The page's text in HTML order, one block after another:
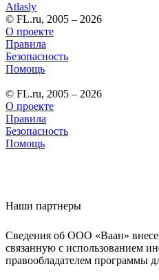
Atlasly
© FL.ru, 2005 – 2026
О проекте
Правила
Безопасность
Помощь
© FL.ru, 2005 – 2026
О проекте
Правила
Безопасность
Помощь
Наши партнеры
Сведения об ООО «Ваан»
связанную с использованием
правообладателем программы